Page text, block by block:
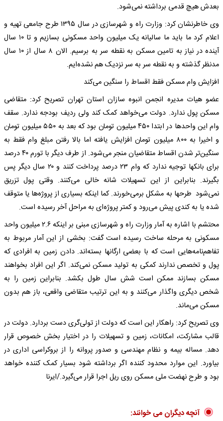
بعدش هیچ قدمی برداشته نمی‌شود.
وی خاطرنشان کرد: وزارت راه و شهرسازی در سال ۱۳۹۵ طرح جامعی تهیه و
اعلام کرد ما باید ما سالیانه یک میلیون واحد مسکونی بسازیم و تا ۱۰ سال
آینده در نیاز به تامین مسکن به نقطه سر به برسیم. الان ۸ سال از ۱۰ سال
مدنظر گذشته و به نقطه سر به سر نزدیک هم نشده‌ایم.
افزایش وام مسکن فقط اقساط را سنگین می‌کند
عضو هیات مدیره انجمن انبوه سازان استان تهران تصریح کرد: متقاضی
مسکن پول ندارد. دولت می‌خواهد کمک کند ولی ردیف بودجه ندارد. سقف
وام این واحدها در ابتدا ۴۵۰ میلیون تومان بود که بعد به ۵۵۰ میلیون تومان
و اخیرا به ۸۰۰ میلیون تومان افزایش یافته اما بالا رفتن مبلغ وام فقط به
سنگین‌تر شدن اقساط متقاضیان منجر می‌شود. از طرف دیگر با تورم ۴۰ درصد
برای بانکها توجیه ندارد که وام ۲۳ درصد پرداخت کنند و ۲۰ سال دیگر پس
بگیرند. بنابراین از این تسهیلات شانه خالی می‌کنند. وقتی پول تزریق
نمی‌شود طرحها به مشکل برمی‌خورند. کما اینکه بسیاری از پروژه‌ها یا متوقف
شده یا به کندی پیش می‌رود و کمتر پروژه‌ای به مراحل آخر رسیده است.
محتشم با اشاره به آمار وزارت راه و شهرسازی مبنی بر اینکه ۲.۶ میلیون واحد
مسکونی به مرحله ساخت رسیده است گفت: بخشی از این آمار مربوط به
تفاهم‌نامه‌هایی است که با بعضی ارگانها بسته‌اند. دادن زمین به افرادی که
پول و تخصص ندارند کمکی به تولید مسکن نمی‌کند. اگر این افراد بخواهند
مسکن بسازند ممکن است شش سال طول بکشد. بنابراین زمین را به
شخص دیگری واگذار می‌کنند و به این ترتیب متقاضی واقعی، باز هم بدون
مسکن می‌ماند.
وی تصریح کرد: راهکار این است که دولت از تولی‌گری دست بردارد. دولت در
قالب مشارکت، امکانات، زمین و تسهیلات را در اختیار بخش خصوص قرار
دهد. مساله بیمه و نظام مهندسی و صدور پروانه را از بروکراسی اداری در
بیاورد. این موارد محدود کننده اگر برداشته شود بسیار کمک کننده خواهد
بود و طرح نهضت ملی مسکن روی ریل اجرا قرار می‌گیرد./ایرنا
آنچه دیگران می خوانند: